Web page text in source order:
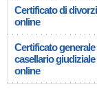
Certificato di
online
Certificato generale
casellario giudiziale
online